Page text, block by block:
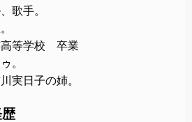
歌手。
高等学校 卒業
。
実日子の姉。